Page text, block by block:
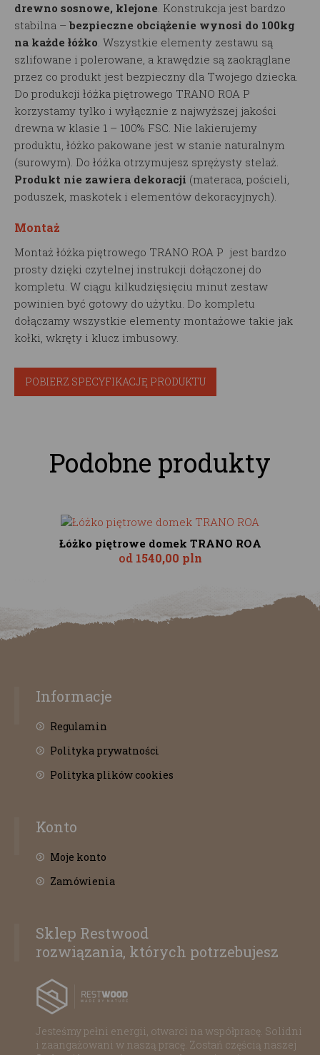
drewno sosnowe, klejone. Konstrukcja jest bardzo
stabilna – bezpieczne obciążenie wynosi do 100kg
na każde łóżko. Wszystkie elementy zestawu są
szlifowane i polerowane, a krawędzie są zaokrąglane
przez co produkt jest bezpieczny dla Twojego dziecka.
Do produkcji łóżka piętrowego TRANO ROA P
korzystamy tylko i wyłącznie z najwyższej jakości
drewna w klasie 1 – 100% FSC. Nie lakierujemy
produktu, łóżko pakowane jest w stanie naturalnym
(surowym). Do łóżka otrzymujesz sprężysty stelaż.
Produkt nie zawiera dekoracji (materaca, pościeli,
poduszek, maskotek i elementów dekoracyjnych).
Montaż
Montaż łóżka piętrowego TRANO ROA P jest bardzo
prosty dzięki czytelnej instrukcji dołączonej do
kompletu. W ciągu kilkudzięsięciu minut zestaw
powinien być gotowy do użytku. Do kompletu
dołączamy wszystkie elementy montażowe takie jak
kołki, wkręty i klucz imbusowy.
POBIERZ SPECYFIKACJĘ PRODUKTU
Podobne produkty
Łóżko piętrowe domek TRANO ROA
od 1540,00 pln
Informacje
Regulamin
Polityka prywatności
Polityka plików cookies
Konto
Moje konto
Zamówienia
Sklep Restwood
rozwiązania, których potrzebujesz
Jesteśmy pełni energii, otwarci na współpracę. Solidni
i zaangażowani w naszą pracę. Zostań częścią naszej